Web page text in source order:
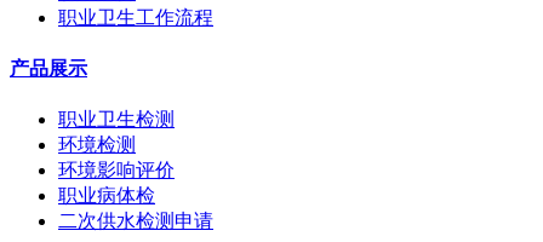
职业卫生工作流程
产品展示
职业卫生检测
环境检测
环境影响评价
职业病体检
二次供水检测申请